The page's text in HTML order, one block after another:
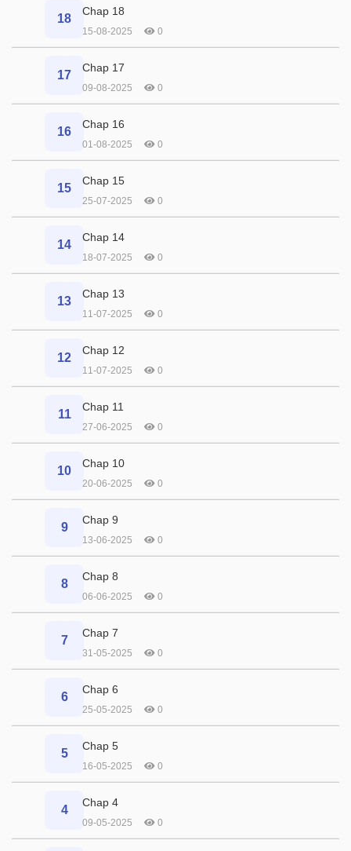
18
Chap 18
15-08-2025 0
17
Chap 17
09-08-2025 0
16
Chap 16
01-08-2025 0
15
Chap 15
25-07-2025 0
14
Chap 14
18-07-2025 0
13
Chap 13
11-07-2025 0
12
Chap 12
11-07-2025 0
11
Chap 11
27-06-2025 0
10
Chap 10
20-06-2025 0
9
Chap 9
13-06-2025 0
8
Chap 8
06-06-2025 0
7
Chap 7
31-05-2025 0
6
Chap 6
25-05-2025 0
5
Chap 5
16-05-2025 0
4
Chap 4
09-05-2025 0